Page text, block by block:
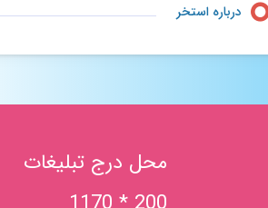
درباره استخر
محل درج تبلیغات